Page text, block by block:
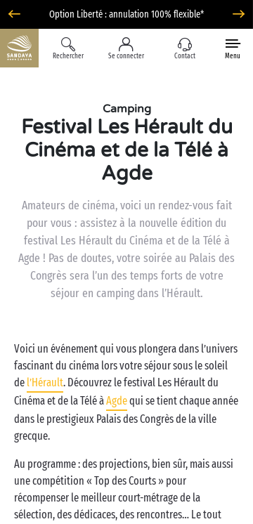
Option Liberté : annulation 100% flexible*
Rechercher Se connecter Contact Menu
Camping
Festival Les Hérault du
Cinéma et de la Télé à
Agde
Amateurs de cinéma, voici un rendez-vous fait
pour vous : assistez à la nouvelle édition du
festival Les Hérault du Cinéma et de la Télé à
Agde ! Pas de doutes, votre soirée au Palais des
Congrès sera l’un des temps forts de votre
séjour en camping dans l’Hérault.
Voici un événement qui vous plongera dans l’univers
fascinant du cinéma lors votre séjour sous le soleil
de l’Hérault. Découvrez le festival Les Hérault du
Cinéma et de la Télé àAgdequi se tient chaque année
dans le prestigieux Palais des Congrès de la ville
grecque.
Au programme : des projections, bien sûr, mais aussi
une compétition « Top des Courts » pour
récompenser le meilleur court-métrage de la
sélection, des dédicaces, des rencontres… Le tout